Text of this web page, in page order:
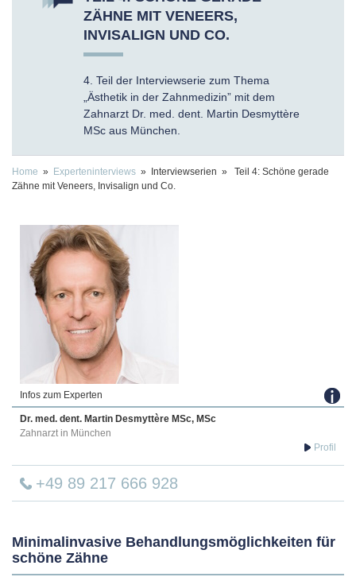
ZÄHNE MIT VENEERS,
INVISALIGN UND CO.
4. Teil der Interviewserie zum Thema
„Ästhetik in der Zahnmedizin” mit dem
Zahnarzt Dr. med. dent. Martin Desmyttère
MSc aus München.
Home » Experteninterviews » Interviewserien » Teil 4: Schöne gerade
Zähne mit Veneers, Invisalign und Co.
Infos zum Experten
Dr. med. dent. Martin Desmyttère MSc, MSc
Zahnarzt in München
+49 89 217 666 928
Minimalinvasive Behandlungsmöglichkeiten für
schöne Zähne